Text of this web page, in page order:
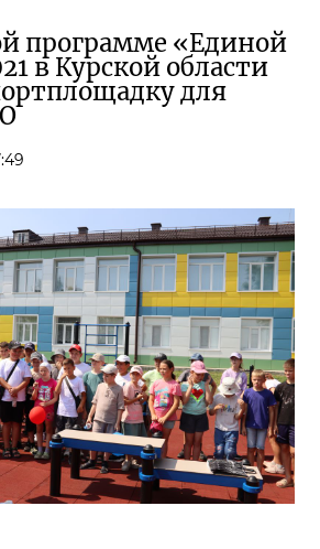
программе «Единой
в Курской области
для